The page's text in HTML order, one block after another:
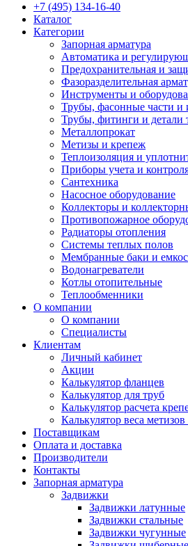
+7 (495) 134-16-40
Каталог
Категории
Запорная арматура
Автоматика и
Предохранительная и
Фазоразделительная
Инструменты и
Трубы, фасонные части и
Трубы, фитинги и детали
Металлопрокат
Метизы и крепеж
Теплоизоляция и
Приборы учета и
Сантехника
Насосное оборудование
Коллекторы и
Противопожарное
Радиаторы отопления
Системы теплых полов
Мембранные баки и
Водонагреватели
Котлы отопительные
Теплообменники
О компании
О компании
Специалисты
Клиентам
Личный кабинет
Акции
Калькулятор фланцев
Калькулятор для труб
Калькулятор расчета
Калькулятор веса
Поставщикам
Оплата и доставка
Производители
Контакты
Запорная арматура
Задвижки
Задвижки латунные
Задвижки стальные
Задвижки чугунные